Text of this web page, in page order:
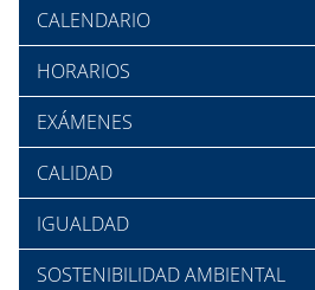
CALENDARIO
HORARIOS
EXÁMENES
CALIDAD
IGUALDAD
SOSTENIBILIDAD AMBIENTAL